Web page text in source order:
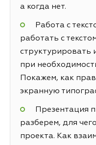
а когда нет.
Работа с
работать с
структурировать
при
Покажем, как
экранную
Презентация
разберем, для
проекта. Как